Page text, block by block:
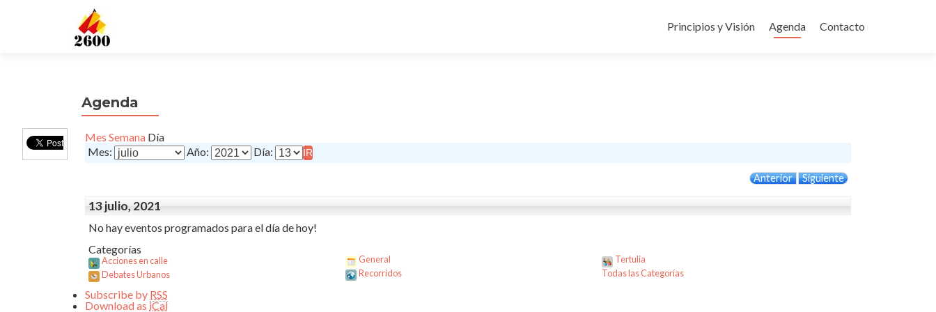
al
Principios y Visión Agenda Contacto
Agenda
Mes Semana Día
Mes:
Año: Día:
Anterior Siguiente
13 julio, 2021
No hay eventos programados para el día de hoy!
Categorías
Acciones en calle
Debates Urbanos
General
Recorridos
Tertulia
Todas las Categorías
Subscribe by RSS
Download as iCal